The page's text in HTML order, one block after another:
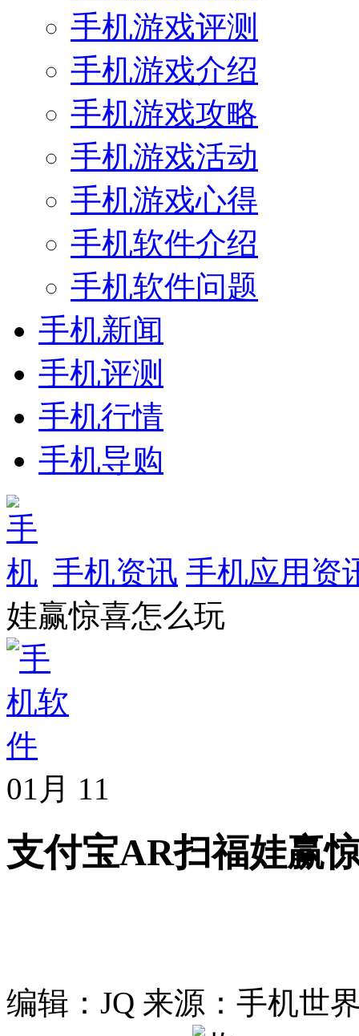
手机游戏评测
手机游戏介绍
手机游戏攻略
手机游戏活动
手机游戏心得
手机软件介绍
手机软件问题
手机新闻
手机评测
手机行情
手机导购
手机资讯 手机应用资
娃赢惊喜怎么玩
01月 11
支付宝AR扫福娃赢
编辑：JQ 来源：手机世